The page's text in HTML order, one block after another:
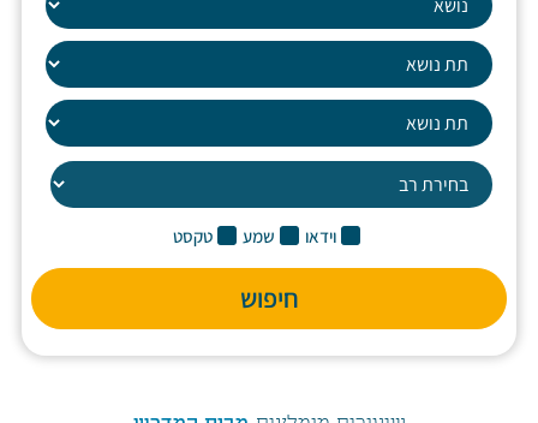
וידאו שמע טקסט
חיפוש